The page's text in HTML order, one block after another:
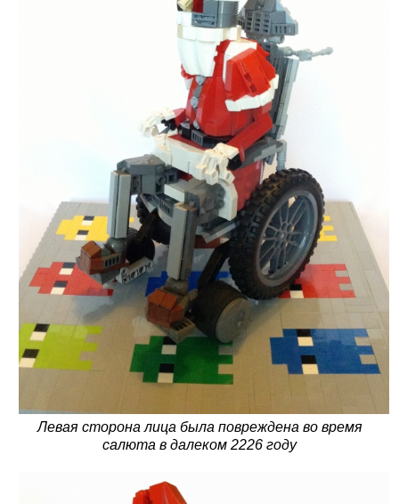
Левая сторона лица была повреждена во время
салюта в далеком 2226 году